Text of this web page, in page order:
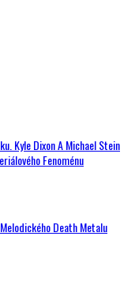
Kyle Dixon A Michael Stein
Fenoménu
Death Metalu